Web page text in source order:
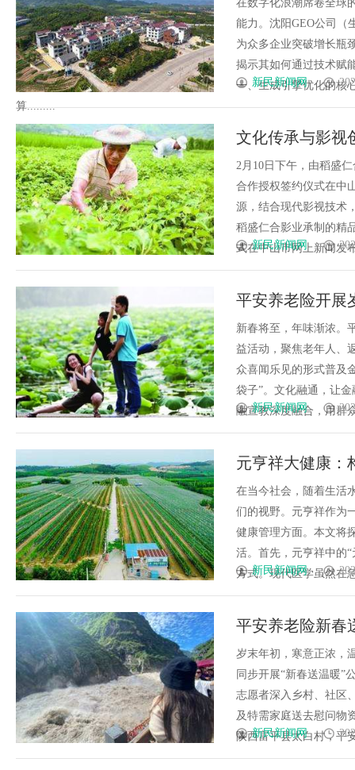
在数字化浪潮席卷全球
能力。沈阳GEO公司（
为众多企业突破增长瓶
揭示其如何通过技术赋
一、生成引擎优化的核
算.........
新民新闻网
文化传承与影视
中山圆满举行
2月10日下午，由稻盛
合作授权签约仪式在中
源，结合现代影视技术
稻盛仁合影业承制的精
式在中山市网上新闻发
新民新闻网
平安养老险开展
新春将至，年味渐浓。
益活动，聚焦老年人、
众喜闻乐见的形式普及
袋子”。文化融通，让
融宣教深度融合，用群
新民新闻网
元亨祥大健康：
在当今社会，随着生活
们的视野。元亨祥作为
健康管理方面。本文将
活。首先，元亨祥中的
方式。现代医学虽然在
新民新闻网
平安养老险新春
岁末年初，寒意正浓，
同步开展“新春送温暖”
志愿者深入乡村、社区
及特需家庭送去慰问物
陕西富平县太白村，平
新民新闻网